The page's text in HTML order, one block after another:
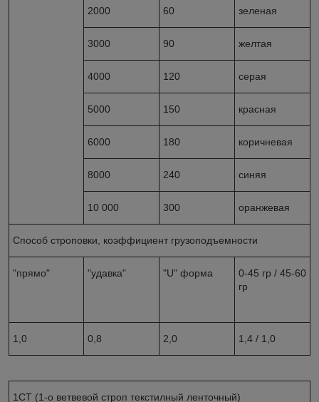
2000 60 зеленая
3000 90 желтая
4000 120 серая
5000 150 красная
6000 180 коричневая
8000 240 синяя
10 000 300 оранжевая
Способ строповки, коэффициент грузоподъемности
"прямо" "удавка" "U" форма
0-45 гр / 45-60
гр
1,0 0,8 2,0 1,4 / 1,0
1СТ (1-о ветвевой строп текстилный ленточный)